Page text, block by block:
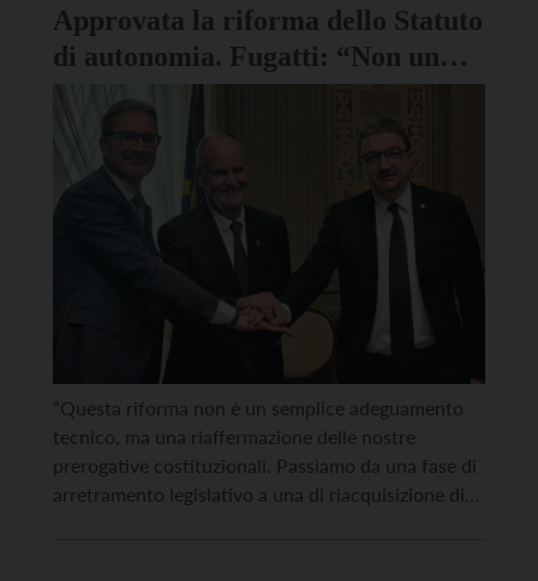
Approvata la riforma dello Statuto
di autonomia. Fugatti: “Non un
semplice adeguamento tecnico”
“Questa riforma non è un semplice adeguamento
tecnico, ma una riaffermazione delle nostre
prerogative costituzionali. Passiamo da una fase di
arretramento legislativo a una di riacquisizione di